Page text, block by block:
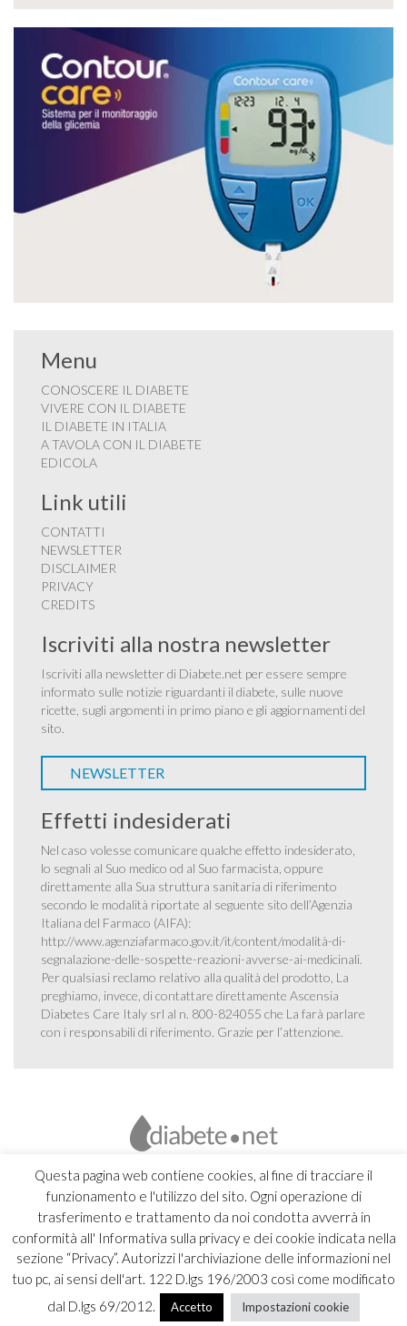
Questa pagina web contiene cookies, al fine di tracciare il
funzionamento e l'utilizzo del sito. Ogni operazione di
trasferimento e trattamento da noi condotta avverrà in
conformità all' Informativa sulla privacy e dei cookie indicata nella
sezione “Privacy”. Autorizzi l'archiviazione delle informazioni nel
tuo pc, ai sensi dell'art. 122 D.lgs 196/2003 così come modificato
dal D.lgs 69/2012.
Accetto Impostazioni cookie
Menu
CONOSCERE IL DIABETE
VIVERE CON IL DIABETE
IL DIABETE IN ITALIA
A TAVOLA CON IL DIABETE
EDICOLA
Link utili
CONTATTI
NEWSLETTER
DISCLAIMER
PRIVACY
CREDITS
Iscriviti alla nostra newsletter
Iscriviti alla newsletter di Diabete.net per essere sempre
informato sulle notizie riguardanti il diabete, sulle nuove
ricette, sugli argomenti in primo piano e gli aggiornamenti del
sito.
NEWSLETTER
Effetti indesiderati
Nel caso volesse comunicare qualche effetto indesiderato,
lo segnali al Suo medico od al Suo farmacista, oppure
direttamente alla Sua struttura sanitaria di riferimento
secondo le modalità riportate al seguente sito dell’Agenzia
Italiana del Farmaco (AIFA):
http://www.agenziafarmaco.gov.it/it/content/modalità-di-
segnalazione-delle-sospette-reazioni-avverse-ai-medicinali.
Per qualsiasi reclamo relativo alla qualità del prodotto, La
preghiamo, invece, di contattare direttamente Ascensia
Diabetes Care Italy srl al n. 800-824055 che La farà parlare
con i responsabili di riferimento. Grazie per l’attenzione.